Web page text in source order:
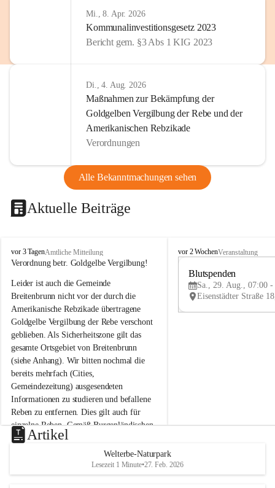
Mi., 8. Apr. 2026
Kommunalinvestitionsgesetz 2023
Bericht gem. §3 Abs 1 KIG 2023
Di., 4. Aug. 2026
Maßnahmen zur Bekämpfung der
Goldgelben Vergilbung der Rebe und der
Amerikanischen Rebzikade
Verordnungen
Alle Bekanntmachungen sehen
Aktuelle Beiträge
B
r
i
t
e
n
b
r
u
n
n
a
m
N
e
u
s
d
vor 3 TagenAmtliche Mitteilung
Verordnung betr. Goldgelbe Vergilbung!
Leider ist auch die Gemeinde
Breitenbrunn nicht vor der durch die
Amerikanische Rebzikade übertragene
Goldgelbe Vergilbung der Rebe verschont
geblieben. Als Sicherheitszone gilt das
gesamte Ortsgebiet von Breitenbrunn
(siehe Anhang). Wir bitten nochmal die
bereits mehrfach (Cities,
Gemeindezeitung) ausgesendeten
Informationen zu studieren und befallene
Reben zu entfernen. Dies gilt auch für
einzelne Reben. Gemäß Burgenländischen
Weinbaugesetz sind nicht gepflegte oder
unzulässige Weingärten zu roden! Bitte
helfen wir zusammen um unsere Winzer
vor den prognostizierten Ernteausfällen
B
e
u
e
d
vor 2 WochenVeranstaltung
Blutspenden
Sa., 29. Aug., 07:00 -
Artikel
Welterbe-Naturpark
Lesezeit 1 Minute•27. Feb. 2026